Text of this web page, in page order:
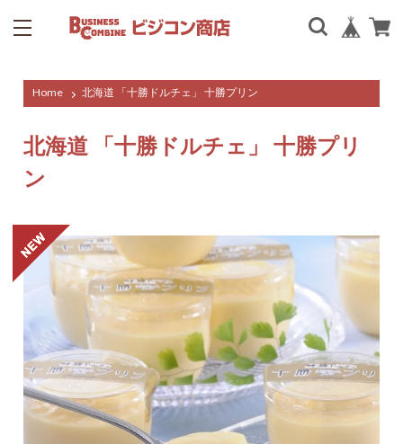
Home 北海道 「十勝ドルチェ」 十勝プリン
北海道 「十勝ドルチェ」 十勝プリ
ン